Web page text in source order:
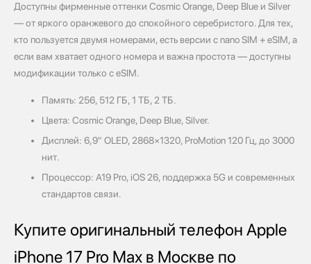
Доступны фирменные оттенки Cosmic Orange, Deep Blue и Silver
— от яркого оранжевого до спокойного серебристого. Для тех,
кто пользуется двумя номерами, есть версии с nano SIM + eSIM, а
если вам хватает одного номера и важна простота — доступны
модификации только с eSIM.
Память: 256, 512 ГБ, 1 ТБ, 2 ТБ.
Цвета: Cosmic Orange, Deep Blue, Silver.
Дисплей: 6,9" OLED, 2868×1320, ProMotion 120 Гц, до 3000
нит.
Процессор: A19 Pro, iOS 26, поддержка 5G и современных
стандартов связи.
Купите оригинальный телефон Apple
iPhone 17 Pro Max в Москве по